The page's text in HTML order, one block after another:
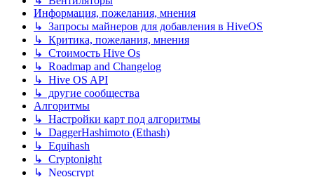
Информация, пожелания, мнения
↳ Запросы майнеров для добавления в HiveOS
↳ Критика, пожелания, мнения
↳ Стоимость Hive Os
↳ Roadmap and Changelog
↳ Hive OS API
↳ другие сообщества
Алгоритмы
↳ Настройки карт под алгоритмы
↳ DaggerHashimoto (Ethash)
↳ Equihash
↳ Cryptonight
↳ Neoscrypt